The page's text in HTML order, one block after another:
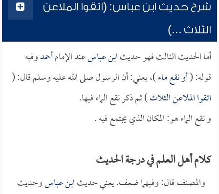
شرح حديث ابن عباس: (اتقوا الملاعن
الثلاث ...)
أما الحديث الثالث فهو حديثابن عباسعند الإمامأحمدوفيه
قوله: (أو نقع ماء)، يعني: أن الرسول صلى الله عليه وسلم قال: (
اتقوا الملاعن الثلاث) ثم ذكر نقع الماء فيها.
و نقع الماء هو: المكان الذي يجتمع فيه .
كلام أهل العلم في درجة الحديث
والمصنف قال: وفيهما ضعف. يعني حديثابن عباسوحديث